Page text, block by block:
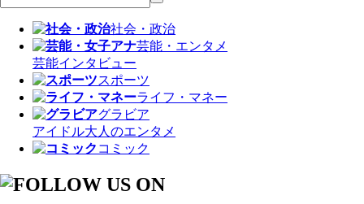
社会・政治
芸能・エンタメ
芸能インタビュー
スポーツ
ライフ・マネー
グラビア
アイドル大人のエンタメ
コミック